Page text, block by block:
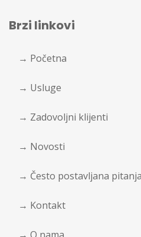
Brzi linkovi
→ Početna
→ Usluge
→ Zadovoljni klijenti
→ Novosti
→ Često postavljana pitanja
→ Kontakt